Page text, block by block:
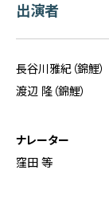
出演者
長谷川雅紀（錦鯉）
渡辺 隆（錦鯉）
ナレーター
窪田 等